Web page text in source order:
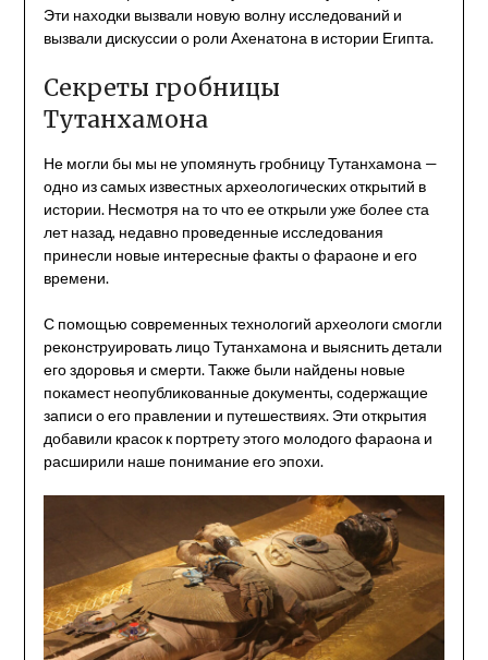
Эти находки вызвали новую волну исследований и
вызвали дискуссии о роли Ахенатона в истории Египта.
Секреты гробницы
Тутанхамона
Не могли бы мы не упомянуть гробницу Тутанхамона —
одно из самых известных археологических открытий в
истории. Несмотря на то что ее открыли уже более ста
лет назад, недавно проведенные исследования
принесли новые интересные факты о фараоне и его
времени.
С помощью современных технологий археологи смогли
реконструировать лицо Тутанхамона и выяснить детали
его здоровья и смерти. Также были найдены новые
покамест неопубликованные документы, содержащие
записи о его правлении и путешествиях. Эти открытия
добавили красок к портрету этого молодого фараона и
расширили наше понимание его эпохи.